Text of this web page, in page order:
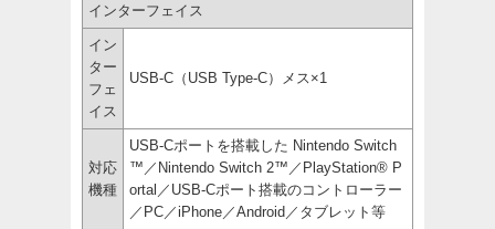
インターフェイス
イン
ター
フェ
イス
USB-C（USB Type-C）メス×1
対応
機種
USB-Cポートを搭載した Nintendo Switch
™／Nintendo Switch 2™／PlayStation® P
ortal／USB-Cポート搭載のコントローラー
／PC／iPhone／Android／タブレット等